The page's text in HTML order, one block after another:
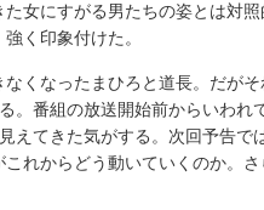
女にすがる男たちの姿とは対照
く印象付けた。
くなったまひろと道長。だがそ
。番組の放送開始前からいわれ
えてきた気がする。次回予告で
れからどう動いていくのか。